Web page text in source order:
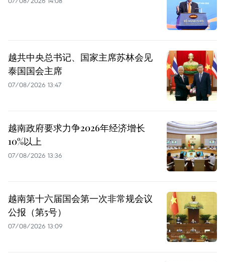
越共中央总书记、国家主席苏林会见
泰国国会主席
07/08/2026 13:47
越南政府要求力争2026年经济增长
10%以上
07/08/2026 13:36
越南第十六届国会第一次非常规会议
公报（第5号）
07/08/2026 13:09